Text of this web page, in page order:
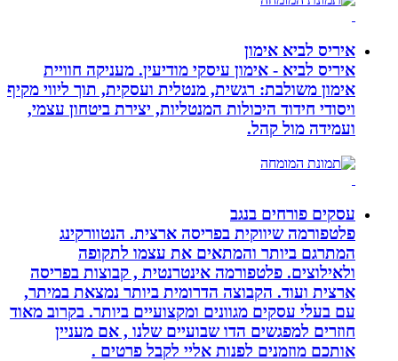
איריס לביא אימון
איריס לביא - אימון עיסקי מודיעין. מעניקה חוויית
אימון משולבת: רגשית, מנטלית ועסקית, תוך ליווי מקיף
ויסודי חידוד היכולות המנטליות, יצירת ביטחון עצמי,
ועמידה מול קהל.
עסקים פורחים בנגב
פלטפורמה שיווקית בפריסה ארצית. הנטוורקינג
המתרגם ביותר והמתאים את עצמו לתקופה
ולאילוצים. פלטפורמה אינטרנטית , קבוצות בפריסה
ארצית ועוד. הקבוצה הדרומית ביותר נמצאת במיתר,
עם בעלי עסקים מגוונים ומקצועיים ביותר. בקרוב מאוד
חוזרים למפגשים הדו שבועיים שלנו , אם מעניין
אותכם מוזמנים לפנות אליי לקבל פרטים .